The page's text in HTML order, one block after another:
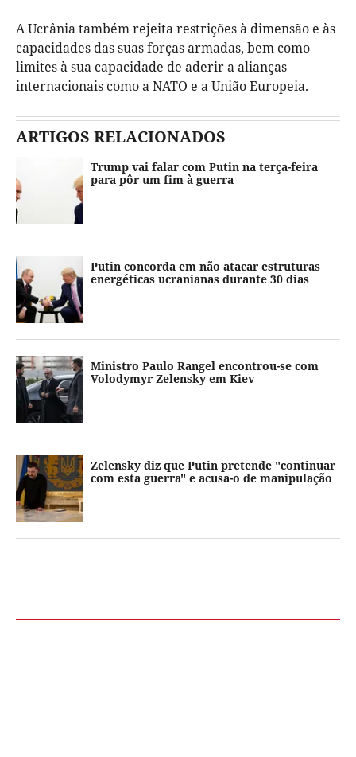
A Ucrânia também rejeita restrições à dimensão e às
capacidades das suas forças armadas, bem como
limites à sua capacidade de aderir a alianças
internacionais como a NATO e a União Europeia.
ARTIGOS RELACIONADOS
Trump vai falar com Putin na terça-feira
para pôr um fim à guerra
Putin concorda em não atacar estruturas
energéticas ucranianas durante 30 dias
Ministro Paulo Rangel encontrou-se com
Volodymyr Zelensky em Kiev
Zelensky diz que Putin pretende "continuar
com esta guerra" e acusa-o de manipulação